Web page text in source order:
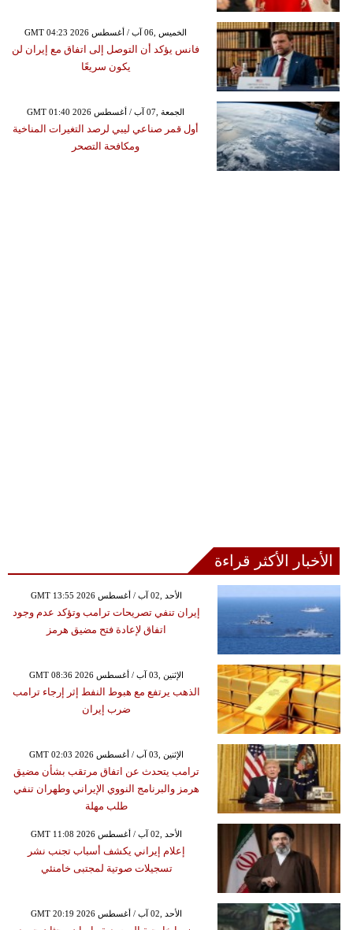
GMT 04:23 2026 الخميس ,06 آب / أغسطس
فانس يؤكد أن التوصل إلى اتفاق مع إيران لن
يكون سريعًا
GMT 01:40 2026 الجمعة ,07 آب / أغسطس
أول قمر صناعي ليبي لرصد التغيرات المناخية
ومكافحة التصحر
الأخبار الأكثر قراءة
GMT 13:55 2026 الأحد ,02 آب / أغسطس
إيران تنفي تصريحات ترامب وتؤكد عدم وجود
اتفاق لإعادة فتح مضيق هرمز
GMT 08:36 2026 الإثنين ,03 آب / أغسطس
الذهب يرتفع مع هبوط النفط إثر إرجاء ترامب
ضرب إيران
GMT 02:03 2026 الإثنين ,03 آب / أغسطس
ترامب يتحدث عن اتفاق مرتقب بشأن مضيق
هرمز والبرنامج النووي الإيراني وطهران تنفي
طلب مهلة
GMT 11:08 2026 الأحد ,02 آب / أغسطس
إعلام إيراني يكشف أسباب تجنب نشر
تسجيلات صوتية لمجتبى خامنئي
GMT 20:19 2026 الأحد ,02 آب / أغسطس